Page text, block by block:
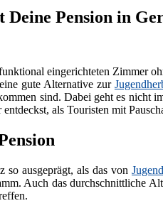
Pension in
eingerichteten Zimmer
gute Alternative zur
sind. Dabei geht es nicht
als Touristen mit
so ausgeprägt, als das von
Auch das durchschnittliche